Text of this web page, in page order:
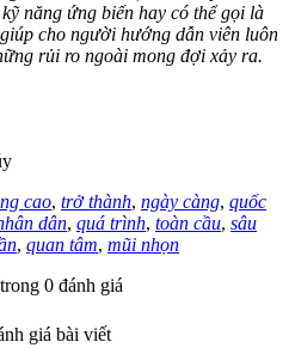
năng ứng biến hay có thể gọi là
cho người hướng dẫn viên luôn
rủi ro ngoài mong đợi xảy ra.
cao, trở thành, ngày càng, quốc
dân, quá trình, toàn cầu, sâu
, quan tâm, mũi nhọn
0 đánh giá
giá bài viết